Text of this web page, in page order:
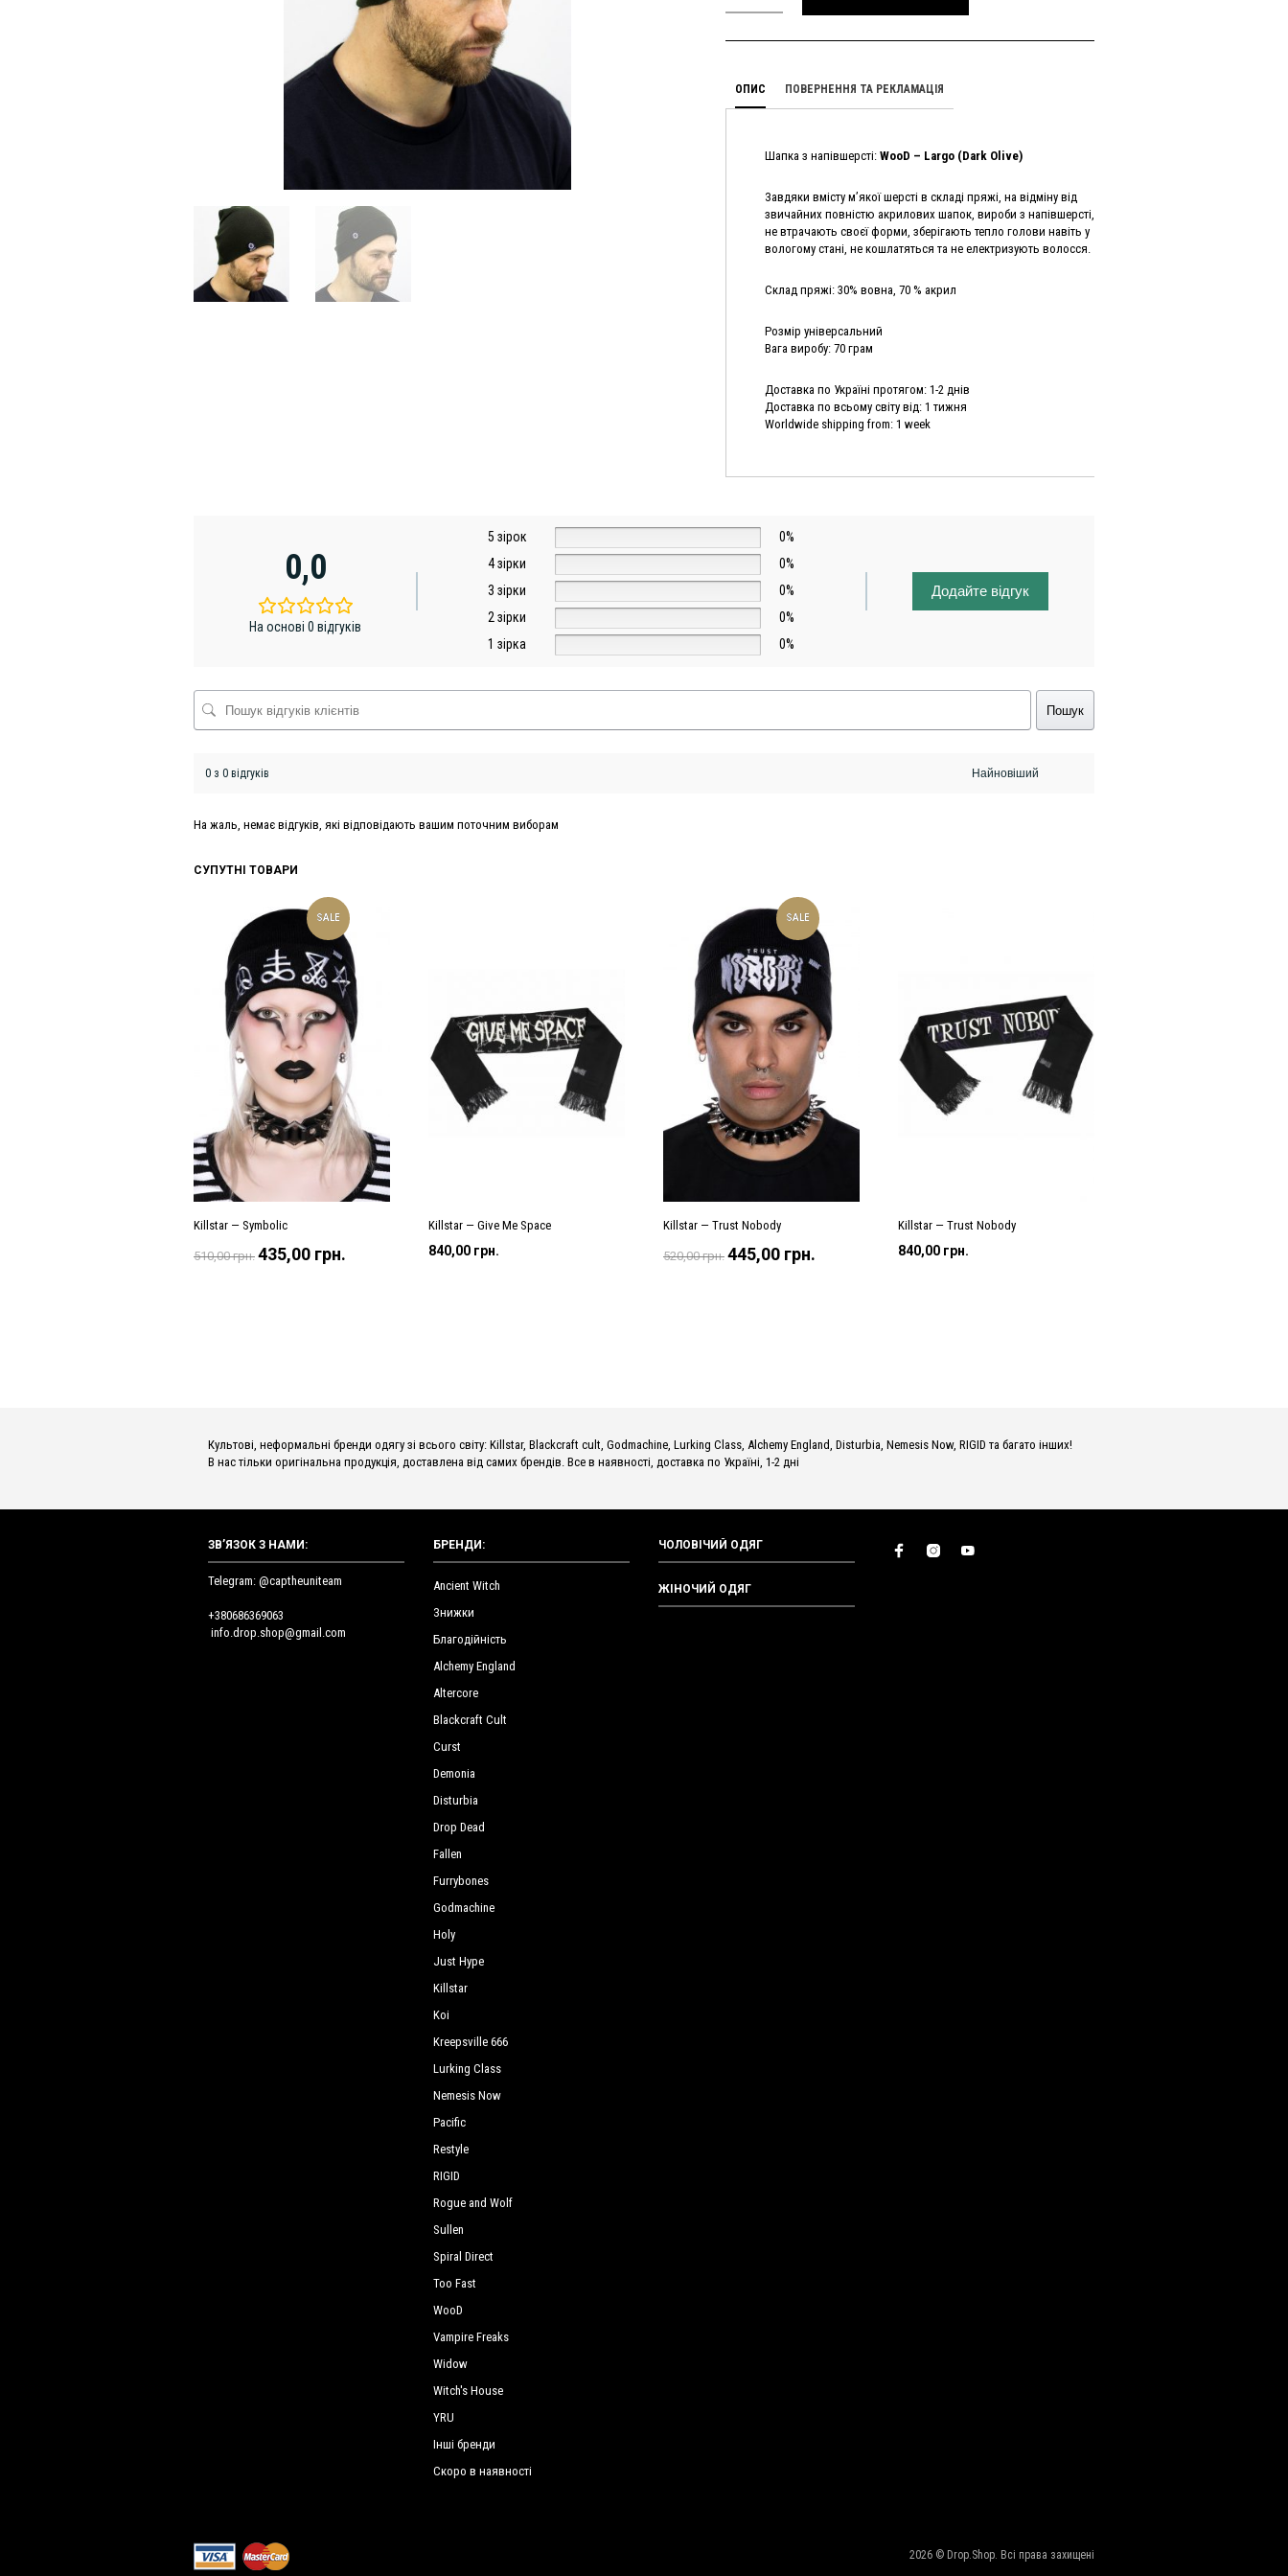
ОПИС ПОВЕРНЕННЯ ТА РЕКЛАМАЦІЯ
Шапка з напівшерсті: WooD – Largo (Dark Olive)
Завдяки вмісту м’якої шерсті в складі пряжі, на відміну від
звичайних повністю акрилових шапок, вироби з напівшерсті,
не втрачають своєї форми, зберігають тепло голови навіть у
вологому стані, не кошлатяться та не електризують волосся.
Склад пряжі: 30% вовна, 70 % акрил
Розмір універсальний
Вага виробу: 70 грам
Доставка по Україні протягом: 1-2 днів
Доставка по всьому світу від: 1 тижня
Worldwide shipping from: 1 week
0,0
На основі 0 відгуків
5 зірок
0%
4 зірки
0%
3 зірки
0%
2 зірки
0%
1 зірка
0%
Додайте відгук
Пошук
0 з 0 відгуків
На жаль, немає відгуків, які відповідають вашим поточним виборам
СУПУТНІ ТОВАРИ
SALE
Killstar — Symbolic
510,00грн. Оригінальна
ціна:
435,00 грн.
Killstar — Give Me Space
840,00 грн.
SALE
Killstar — Trust Nobody
520,00грн. Оригінальна
ціна:
445,00 грн.
Killstar — Trust Nobody
840,00 грн.
Культові, неформальні бренди одягу зі всього світу: Killstar, Blackcraft cult, Godmachine, Lurking Class, Alchemy England, Disturbia, Nemesis Now, RIGID та багато інших!
В нас тільки оригінальна продукція, доставлена від самих брендів. Все в наявності, доставка по Україні, 1-2 дні
ЗВ’ЯЗОК З НАМИ:
Telegram: @captheuniteam
+380686369063
info.drop.shop@gmail.com
БРЕНДИ:
Ancient Witch
Знижки
Благодійність
Alchemy England
Altercore
Blackcraft Cult
Curst
Demonia
Disturbia
Drop Dead
Fallen
Furrybones
Godmachine
Holy
Just Hype
Killstar
Koi
Kreepsville 666
Lurking Сlass
Nemesis Now
Pacific
Restyle
RIGID
Rogue and Wolf
Sullen
Spiral Direct
Too Fast
WooD
Vampire Freaks
Widow
Witch's House
YRU
Інші бренди
Скоро в наявності
ЧОЛОВІЧИЙ ОДЯГ
ЖІНОЧИЙ ОДЯГ
2026 © Drop.Shop. Всі права захищені